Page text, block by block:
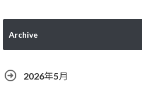
Archive
2026年5月